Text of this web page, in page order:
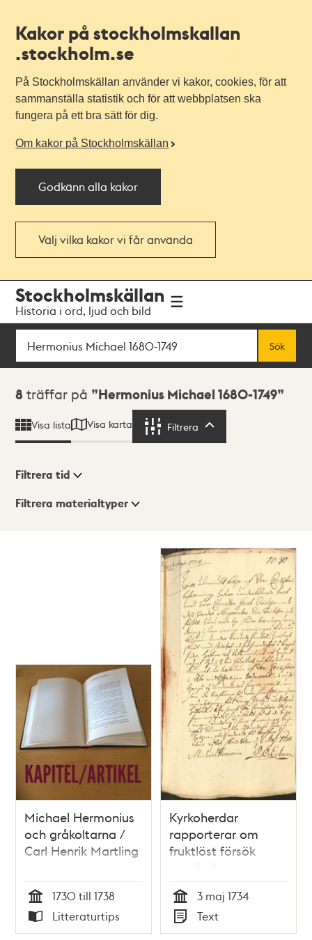
Kakor på stockholmskallan
.stockholm.se
På Stockholmskällan använder vi kakor, cookies, för att
sammanställa statistik och för att webbplatsen ska
fungera på ett bra sätt för dig.
Om kakor på Stockholmskällan
Godkänn alla kakor
Välj vilka kakor vi får använda
navigationen
huvudinnehållet
Stockholmskällan
Historia i ord, ljud och bild
Sök
Sök
Sökresultat
8 träffar på Hermonius Michael 1680-1749
Visa lista Visa karta Filtrera
Visningsläge
Filtrera tid
Filtrera materialtyper
Michael Hermonius
och gråkoltarna /
Carl Henrik Martling
Tid
1730 till 1738
Typ
Litteraturtips
Kyrkoherdar
rapporterar om
fruktlöst försök
omvända
Erickssönerna
Tid
3 maj 1734
Typ
Text